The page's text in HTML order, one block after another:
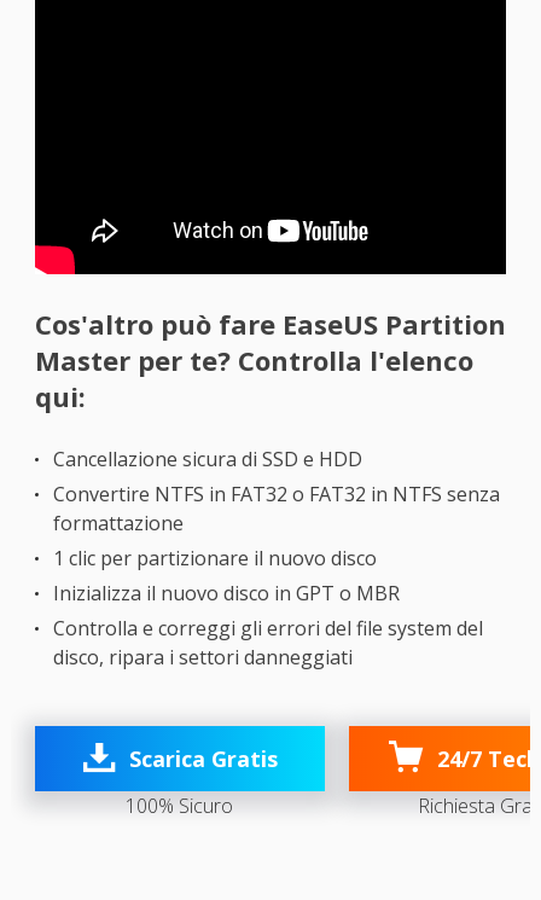
Cos'altro può fare EaseUS Partition
Master per te? Controlla l'elenco
qui:
Cancellazione sicura di SSD e HDD
Convertire NTFS in FAT32 o FAT32 in NTFS senza
formattazione
1 clic per partizionare il nuovo disco
Inizializza il nuovo disco in GPT o MBR
Controlla e correggi gli errori del file system del
disco, ripara i settori danneggiati
 Scarica Gratis
100% Sicuro
24/7
Richiesta